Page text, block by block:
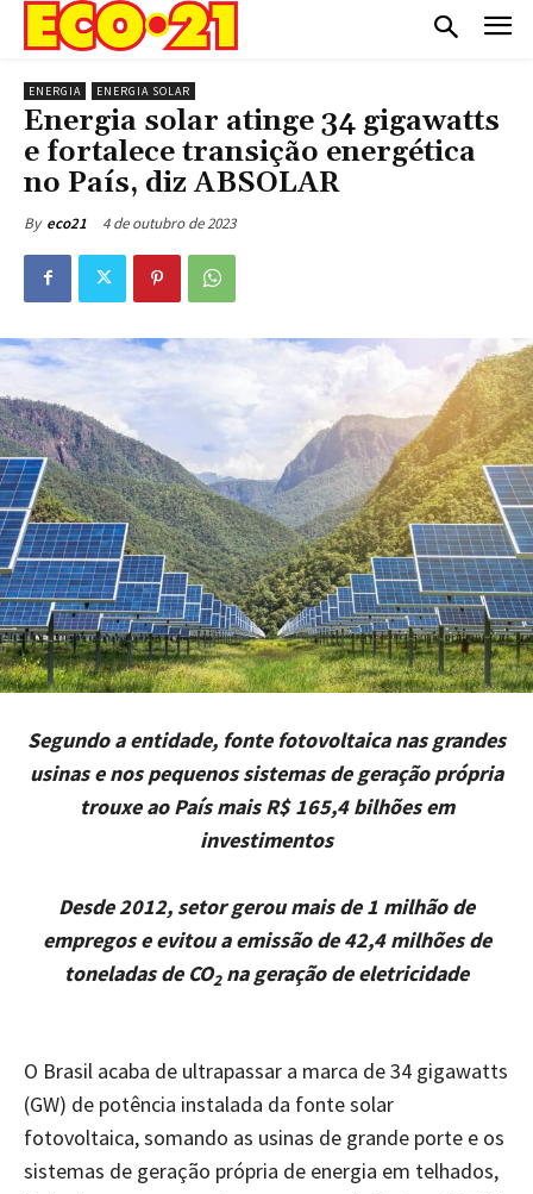
ENERGIA ENERGIA SOLAR
Energia solar atinge 34 gigawatts
e fortalece transição energética
no País, diz ABSOLAR
By eco21 4 de outubro de 2023
Segundo a entidade, fonte fotovoltaica nas grandes
usinas e nos pequenos sistemas de geração própria
trouxe ao País mais R$ 165,4 bilhões em
investimentos
Desde 2012, setor gerou mais de 1 milhão de
empregos e evitou a emissão de 42,4 milhões de
toneladas de CO2na geração de eletricidade
O Brasil acaba de ultrapassar a marca de 34 gigawatts
(GW) de potência instalada da fonte solar
fotovoltaica, somando as usinas de grande porte e os
sistemas de geração própria de energia em telhados,